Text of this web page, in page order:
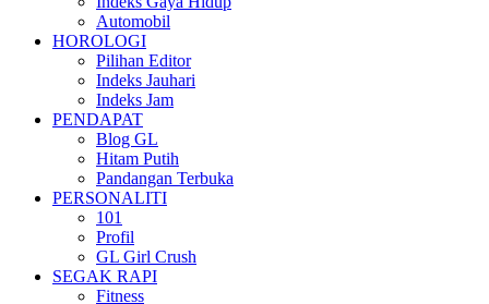
Automobil
HOROLOGI
Pilihan Editor
Indeks Jauhari
Indeks Jam
PENDAPAT
Blog GL
Hitam Putih
Pandangan Terbuka
PERSONALITI
101
Profil
GL Girl Crush
SEGAK RAPI
Fitness